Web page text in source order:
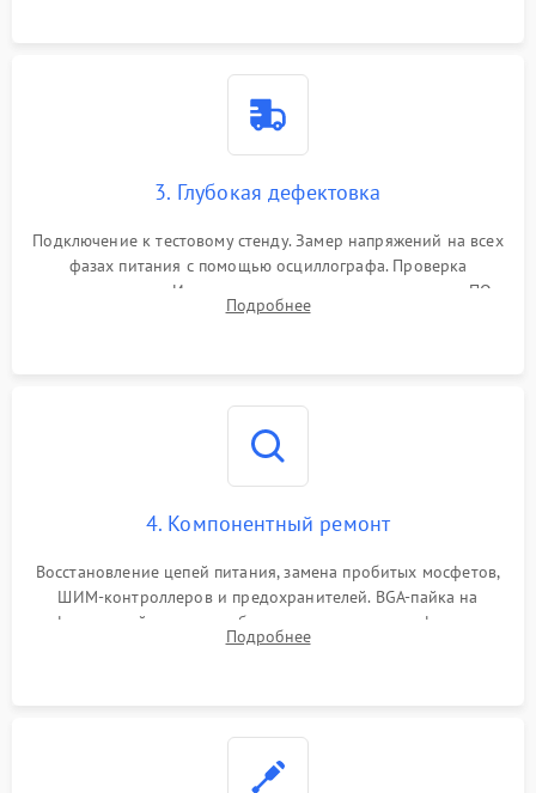
3. Глубокая дефектовка
Подключение к тестовому стенду. Замер напряжений на всех
фазах питания с помощью осциллографа. Проверка
инициализации. Использование специализированного ПО
MATS
Подробнее
4. Компонентный ремонт
Восстановление цепей питания, замена пробитых мосфетов,
ШИМ-контроллеров и предохранителей. BGA-пайка на
инфракрасной станции реболлинг или замена графического
чипа и дефектной памяти GDDR. Прошивка BIOS
Подробнее